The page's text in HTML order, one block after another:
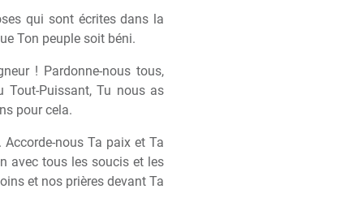
qui sont écrites dans la
Ton peuple soit béni.
! Pardonne-nous tous,
Puissant, Tu nous as
pour cela.
nous Ta paix et Ta
avec tous les soucis et les
et nos prières devant Ta